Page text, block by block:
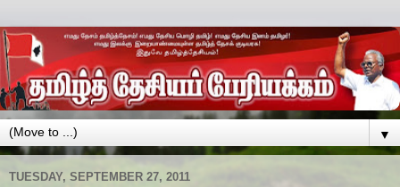
▼
TUESDAY, SEPTEMBER 27, 2011